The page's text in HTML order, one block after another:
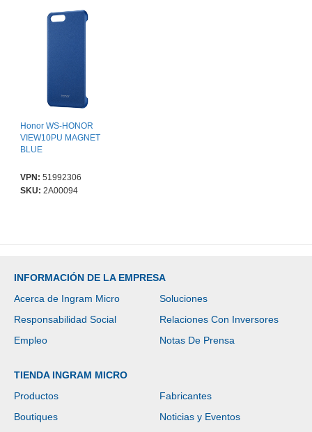
Honor WS-HONOR
VIEW10PU MAGNET
BLUE
VPN: 51992306
SKU: 2A00094
INFORMACIÓN DE LA EMPRESA
Acerca de Ingram Micro
Soluciones
Responsabilidad Social
Relaciones Con Inversores
Empleo
Notas De Prensa
TIENDA INGRAM MICRO
Productos
Fabricantes
Boutiques
Noticias y Eventos